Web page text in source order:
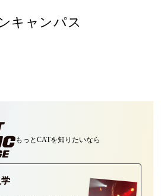
キャンパス
もっとCATを知りたいなら